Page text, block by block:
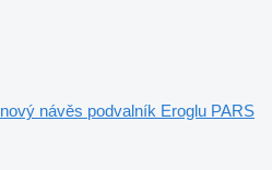
nový návěs podvalník Eroglu PARS